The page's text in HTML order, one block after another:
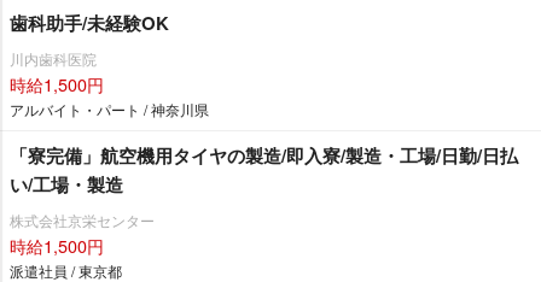
歯科助手/未経験OK
川内歯科医院
時給1,500円
アルバイト・パート / 神奈川県
「寮完備」航空機用タイヤの製造/即入寮/製造・工場/日勤/日払
い/工場・製造
株式会社京栄センター
時給1,500円
派遣社員 / 東京都